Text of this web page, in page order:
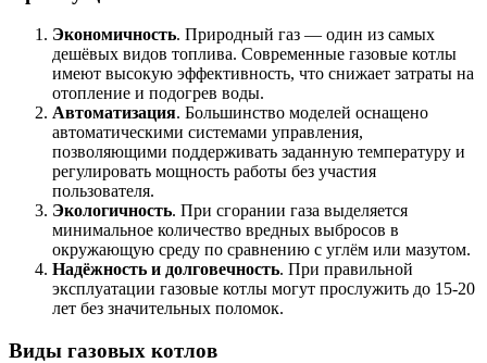
Экономичность. Природный газ — один из самых
дешёвых видов топлива. Современные газовые котлы
имеют высокую эффективность, что снижает затраты на
отопление и подогрев воды.
Автоматизация. Большинство моделей оснащено
автоматическими системами управления,
позволяющими поддерживать заданную температуру и
регулировать мощность работы без участия
пользователя.
Экологичность. При сгорании газа выделяется
минимальное количество вредных выбросов в
окружающую среду по сравнению с углём или мазутом.
Надёжность и долговечность. При правильной
эксплуатации газовые котлы могут прослужить до 15-20
лет без значительных поломок.
Виды газовых котлов